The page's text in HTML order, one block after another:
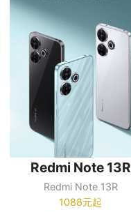
Redmi Note 13R
Redmi Note 13R
1088元起